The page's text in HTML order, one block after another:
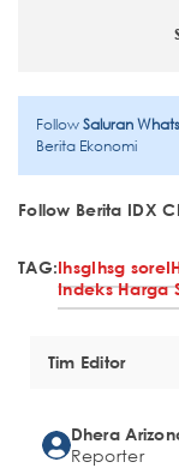
FollowSaluran
Berita Ekonomi
Follow Berita IDX
TAG:IhsgIhsg sore
Indeks Harga
Tim Editor
Dhera
Reporter